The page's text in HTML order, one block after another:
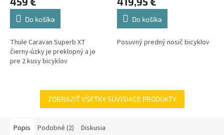
Do košíka
Thule Caravan Superb XT
čierny-úzky je preklopný a je
pre 2 kusy bicyklov
Do košíka
Posuvný predný nosič bicyklov
ZOBRAZIŤ VŠETKY SÚVISIACE PRODUKTY
Popis Podobné (2) Diskusia